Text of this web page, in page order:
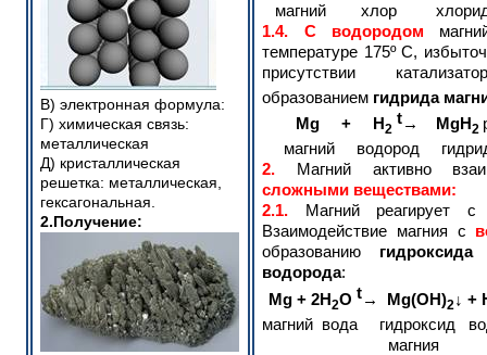
В) электронная формула:
Г) химическая связь:
металлическая
Д) кристаллическая
решетка: металлическая,
гексагональная.
2.Получение:
магний хлор хлорид
1.4.
С водородом
температуре 175º C,
присутствии
образованием гидрида
Mg + H 2
t→ MgH 2
магний водород гидрид
2. Магний активно
сложными веществами:
2.1. Магний реагирует
Взаимодействие магния с
образованию гидроксида
водорода:
Mg + 2H 2O t→ Mg(OH)2 ↓ +
магний вода гидроксид
магния